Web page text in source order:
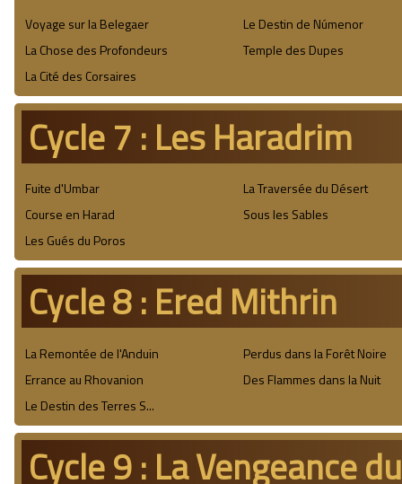
Voyage sur la Belegaer
Le Destin de Númenor
La Chose des Profondeurs
Temple des Dupes
La Cité des Corsaires
Cycle 7 : Les Haradrim
Fuite d'Umbar
La Traversée du Désert
Course en Harad
Sous les Sables
Les Gués du Poros
Cycle 8 : Ered Mithrin
La Remontée de l'Anduin
Perdus dans la Forêt Noire
Errance au Rhovanion
Des Flammes dans la Nuit
Le Destin des Terres S...
Cycle 9 : La Vengeance